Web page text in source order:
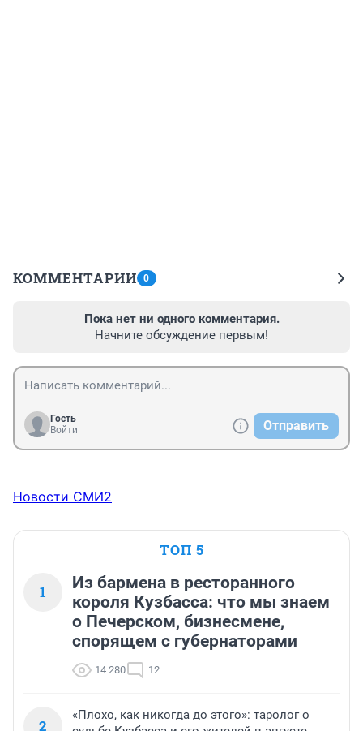
КОММЕНТАРИИ 0
Пока нет ни одного комментария.
Начните обсуждение первым!
Гость
Войти
Отправить
Новости СМИ2
ТОП 5
1
Из бармена в ресторанного
короля Кузбасса: что мы знаем
о Печерском, бизнесмене,
спорящем с губернаторами
14 280 12
2
«Плохо, как никогда до этого»: таролог о